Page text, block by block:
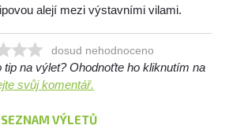
alejí mezi výstavními vilami.
dosud nehodnoceno
na výlet? Ohodnoťte ho kliknutím na
svůj komentář.
VÝLETŮ